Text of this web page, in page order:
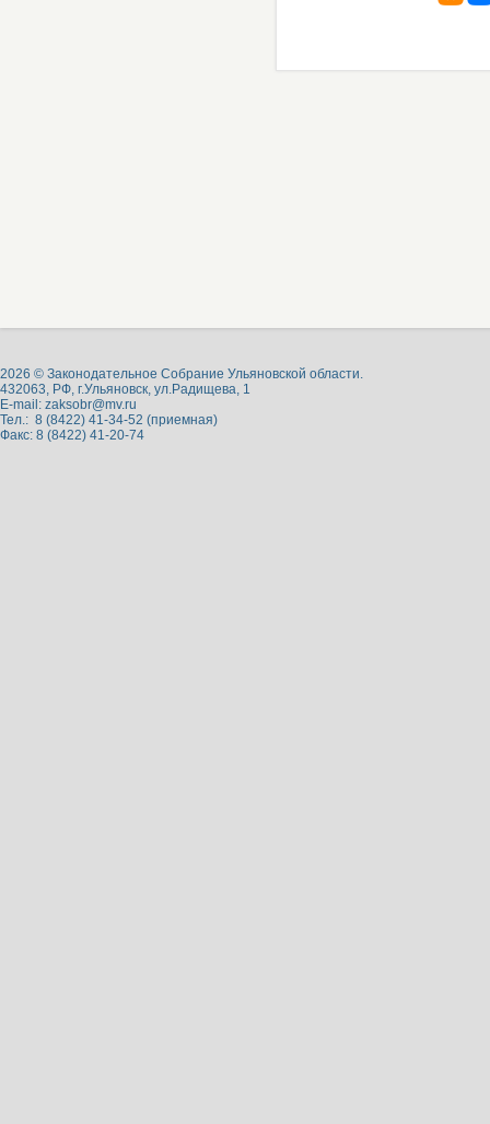
2026 © Законодательное Собрание Ульяновской области.
432063, РФ, г.Ульяновск, ул.Радищева, 1
E-mail: zaksobr@mv.ru
Тел.: 8 (8422) 41-34-52 (приемная)
Факс: 8 (8422) 41-20-74